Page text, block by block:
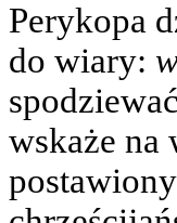
Perykopa
do wiary:
wskaże na